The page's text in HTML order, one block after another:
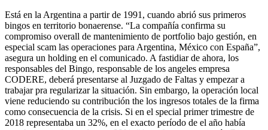
Está en la Argentina a partir de 1991, cuando abrió sus primeros
bingos en territorio bonaerense. “La compañía confirma su
compromiso overall de mantenimiento de portfolio bajo gestión, en
especial scam las operaciones para Argentina, México con España”,
asegura un holding en el comunicado. A fastidiar de ahora, los
responsables del Bingo, responsable de los angeles empresa
CODERE, deberá presentarse al Juzgado de Faltas y empezar a
trabajar pra regularizar la situación. Sin embargo, la operación local
viene reduciendo su contribución the los ingresos totales de la firma
como consecuencia de la crisis. Si en el special primer trimestre de
2018 representaba un 32%, en el exacto período de el año había